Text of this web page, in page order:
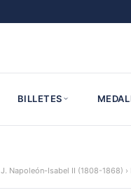
BILLETES
J. Napoleón-Isabel II (1808-1868) ›